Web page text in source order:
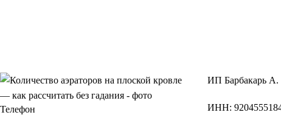
Телефон
ИП Барбакарь
ИНН: